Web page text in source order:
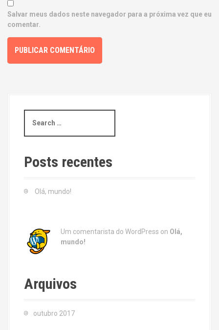
Salvar meus dados neste navegador para a próxima vez que eu
comentar.
a
c
h
Posts recentes
Olá, mundo!
Um comentarista do WordPress on Olá,
mundo!
Arquivos
outubro 2017